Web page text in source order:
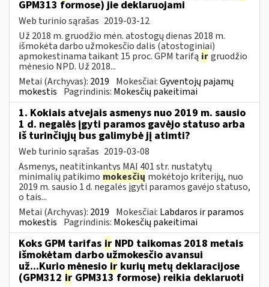
GPM313 formose) jie deklaruojami
Web turinio sąrašas 2019-03-12
Už 2018 m. gruodžio mėn. atostogų dienas 2018 m.
išmokėta darbo užmokesčio dalis (atostoginiai)
apmokestinama taikant 15 proc. GPM tarifą irgruodžio
mėnesio NPD. Už 2018...
Metai (Archyvas): 2019 Mokesčiai:Gyventojų pajamų
mokestis Pagrindinis: Mokesčių pakeitimai
1. Kokiais atvejais asmenys nuo 2019 m. sausio
1 d. negalės įgyti paramos gavėjo statuso arba
iš turinčiųjų bus galimybė jį atimti?
Web turinio sąrašas 2019-03-08
Asmenys, neatitinkantys MAĮ 401 str. nustatytų
minimalių patikimo mokesčių mokėtojo kriterijų, nuo
2019 m. sausio 1 d. negalės įgyti paramos gavėjo statuso,
o tais...
Metai (Archyvas): 2019 Mokesčiai: Labdaros ir paramos
mokestis Pagrindinis: Mokesčių pakeitimai
Koks GPM tarifas ir NPD taikomas 2018 metais
išmokėtam darbo užmokesčio avansui
už...Kurio mėnesio ir kurių metų deklaracijose
(GPM312 ir GPM313 formose) reikia deklaruoti